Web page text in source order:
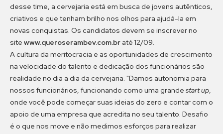
desse time, a cervejaria está em busca de jovens autênticos,
criativos e que tenham brilho nos olhos para ajudá-la em
novas conquistas. Os candidatos devem se inscrever no
site www.queroserambev.com.br até 12/09.
A cultura da meritocracia e as oportunidades de crescimento
na velocidade do talento e dedicação dos funcionários são
realidade no dia a dia da cervejaria. "Damos autonomia para
nossos funcionários, funcionando como uma grande start up,
onde você pode começar suas ideias do zero e contar com o
apoio de uma empresa que acredita no seu talento. Desafio
é o que nos move e não medimos esforços para realizar